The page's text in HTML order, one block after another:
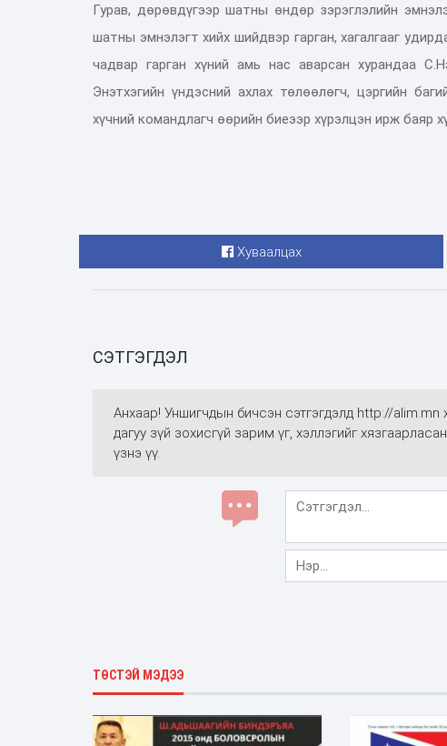
Гурав, дөрөвдүгээр шатны өндөр зэрэглэлийн
шатны эмнэлэгт хийх шийдвэр гарган, хагалгааг
чадвар гарган хүний амь нас аварсан хурандаа
Энэтхэгийн үндэсний ахлах төлөөлөгч, цэргийн
хүчний командлагч өөрийн биеээр хүрэлцэн ирж баяр
Хуваалцах
СЭТГЭГДЭЛ
Анхаар! Уншигчдын бичсэн сэтгэгдэлд http://
дагуу зүй зохисгүй зарим үг, хэллэгийг
үзнэ үү.
ТӨСТЭЙ МЭДЭЭ